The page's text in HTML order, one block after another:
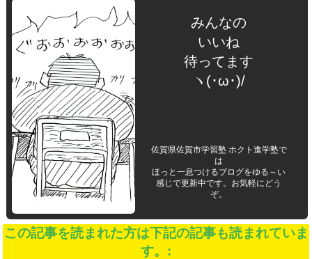
みんなの
いいね
待ってます
ヽ(･ω･)/
佐賀県佐賀市学習塾 ホクト進学塾で
は
ほっと一息つけるブログをゆる～い
感じで更新中です。お気軽にどう
ぞ。
この記事を読まれた方は下記の記事も読まれていま
す。: